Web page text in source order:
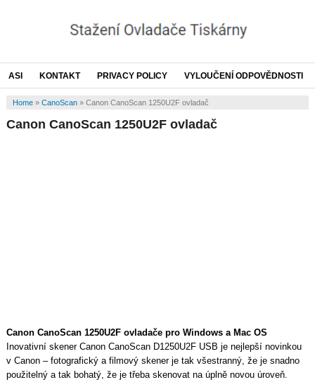
ASI KONTAKT PRIVACY POLICY VYLOUČENÍ ODPOVĚDNOSTI
Home» CanoScan» Canon CanoScan 1250U2F ovladač
Canon CanoScan 1250U2F ovladač
Canon CanoScan 1250U2F ovladače pro Windows a Mac OS
Inovativní skener Canon CanoScan D1250U2F USB je nejlepší novinkou
v Canon – fotografický a filmový skener je tak všestranný, že je snadno
použitelný a tak bohatý, že je třeba skenovat na úplně novou úroveň.